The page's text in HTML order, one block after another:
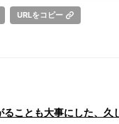
URLをコピー
ることも大事にした、久